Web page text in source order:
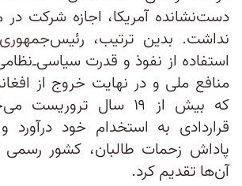
دست‌نشانده آمریکا، اجازه شرکت در
نداشت. بدین ترتیب، رئیس‌جمهوری
استفاده از نفوذ و قدرت
منافع ملی و در نهایت خروج از
که بیش از ۱۹ سال
قراردادی به استخدام خود درآورد
پاداش زحمات طالبان، کشور رسمی
آن‌ها تقدیم کرد.